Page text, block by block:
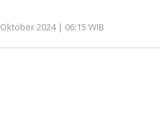
2024 | 06:15 WIB
InfoSAWIT